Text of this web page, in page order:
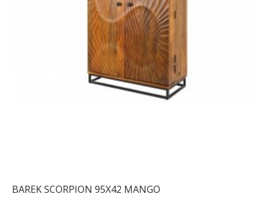
BAREK SCORPION 95X42 MANGO